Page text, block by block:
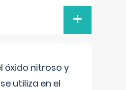
+
óxido nitroso y
utiliza en el